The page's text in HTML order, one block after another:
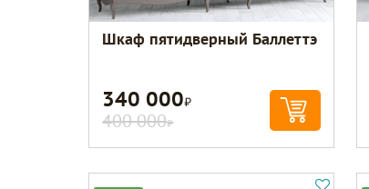
Шкаф пятидверный Баллеттэ
340 000Р
400 000Р